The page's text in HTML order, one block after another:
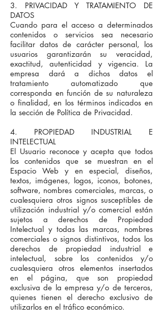
3. PRIVACIDAD Y TRATAMIENTO DE
DATOS
Cuando para el acceso a determinados
contenidos o servicios sea necesario
facilitar datos de carácter personal, los
usuarios garantizarán su veracidad,
exactitud, autenticidad y vigencia. La
empresa dará a dichos datos el
tratamiento automatizado que
corresponda en función de su naturaleza
o finalidad, en los términos indicados en
la sección de Política de Privacidad.
4. PROPIEDAD INDUSTRIAL E
INTELECTUAL
El Usuario reconoce y acepta que todos
los contenidos que se muestran en el
Espacio Web y en especial, diseños,
textos, imágenes, logos, iconos, botones,
software, nombres comerciales, marcas, o
cualesquiera otros signos susceptibles de
utilización industrial y/o comercial están
sujetos a derechos de Propiedad
Intelectual y todas las marcas, nombres
comerciales o signos distintivos, todos los
derechos de propiedad industrial e
intelectual, sobre los contenidos y/o
cualesquiera otros elementos insertados
en el página, que son propiedad
exclusiva de la empresa y/o de terceros,
quienes tienen el derecho exclusivo de
utilizarlos en el tráfico económico.